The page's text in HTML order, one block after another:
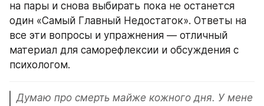
на пары и снова выбирать пока не останется
один «Самый Главный Недостаток». Ответы на
все эти вопросы и упражнения — отличный
материал для саморефлексии и обсуждения с
психологом.
Думаю про смерть майже кожного дня. У мене